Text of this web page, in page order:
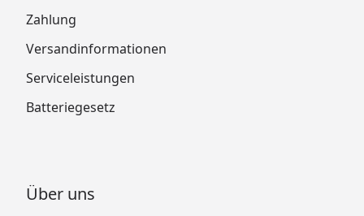
Zahlung
Versandinformationen
Serviceleistungen
Batteriegesetz
Über uns